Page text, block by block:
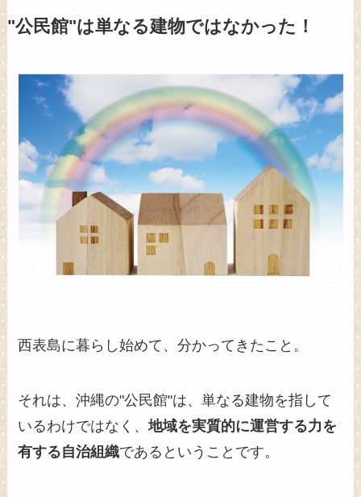
"公民館"は単なる建物ではなかった！
西表島に暮らし始めて、分かってきたこと。
それは、沖縄の"公民館"は、単なる建物を指して
いるわけではなく、地域を実質的に運営する力を
有する自治組織であるということです。